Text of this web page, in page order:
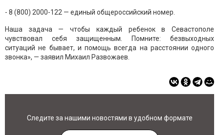
- 8 (800) 2000-122 — единый общероссийский номер.
Наша задача — чтобы каждый ребенок в Севастополе
чувствовал себя защищенным. Помните: безвыходных
ситуаций не бывает, и помощь всегда на расстоянии одного
звонка», — заявил Михаил Развожаев.
Следите за нашими новостями в удобном формате